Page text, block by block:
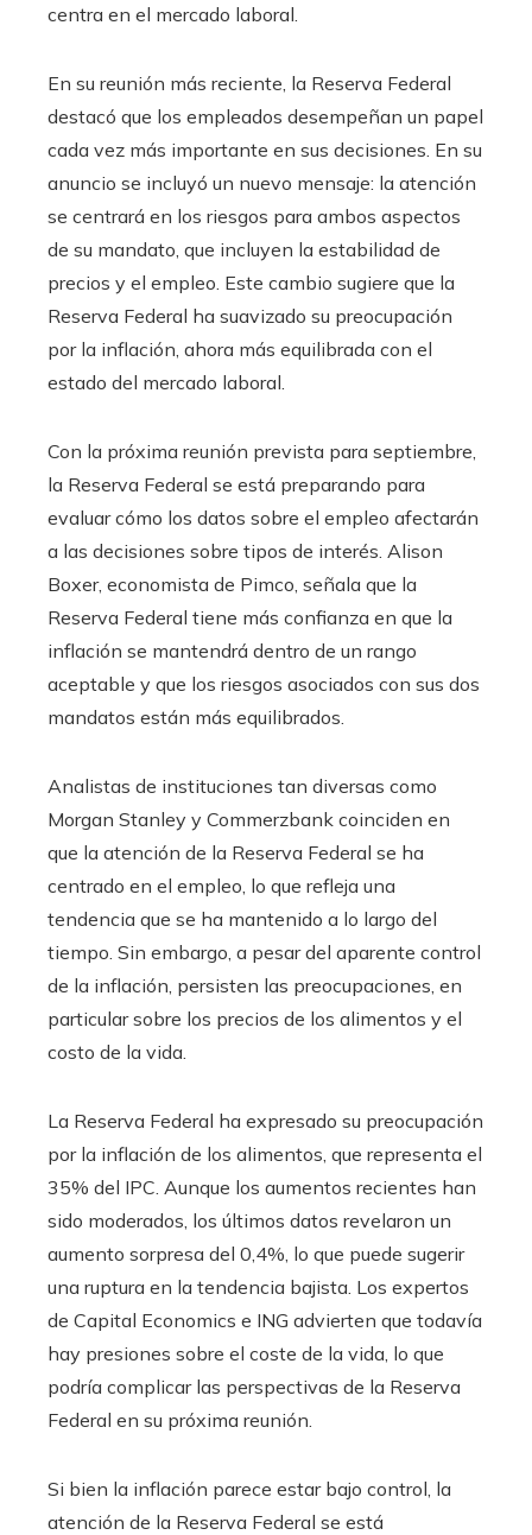
centra en el mercado laboral.
En su reunión más reciente, la Reserva Federal
destacó que los empleados desempeñan un papel
cada vez más importante en sus decisiones. En su
anuncio se incluyó un nuevo mensaje: la atención
se centrará en los riesgos para ambos aspectos
de su mandato, que incluyen la estabilidad de
precios y el empleo. Este cambio sugiere que la
Reserva Federal ha suavizado su preocupación
por la inflación, ahora más equilibrada con el
estado del mercado laboral.
Con la próxima reunión prevista para septiembre,
la Reserva Federal se está preparando para
evaluar cómo los datos sobre el empleo afectarán
a las decisiones sobre tipos de interés. Alison
Boxer, economista de Pimco, señala que la
Reserva Federal tiene más confianza en que la
inflación se mantendrá dentro de un rango
aceptable y que los riesgos asociados con sus dos
mandatos están más equilibrados.
Analistas de instituciones tan diversas como
Morgan Stanley y Commerzbank coinciden en
que la atención de la Reserva Federal se ha
centrado en el empleo, lo que refleja una
tendencia que se ha mantenido a lo largo del
tiempo. Sin embargo, a pesar del aparente control
de la inflación, persisten las preocupaciones, en
particular sobre los precios de los alimentos y el
costo de la vida.
La Reserva Federal ha expresado su preocupación
por la inflación de los alimentos, que representa el
35% del IPC. Aunque los aumentos recientes han
sido moderados, los últimos datos revelaron un
aumento sorpresa del 0,4%, lo que puede sugerir
una ruptura en la tendencia bajista. Los expertos
de Capital Economics e ING advierten que todavía
hay presiones sobre el coste de la vida, lo que
podría complicar las perspectivas de la Reserva
Federal en su próxima reunión.
Si bien la inflación parece estar bajo control, la
atención de la Reserva Federal se está